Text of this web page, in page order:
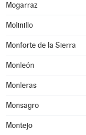
Mogarraz
Molinillo
Monforte de la Sierra
Monleón
Monleras
Monsagro
Montejo